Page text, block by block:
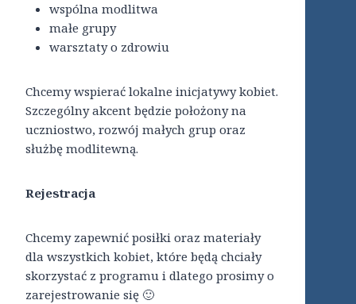
wspólna modlitwa
małe grupy
warsztaty o zdrowiu
Chcemy wspierać lokalne inicjatywy kobiet.
Szczególny akcent będzie położony na
uczniostwo, rozwój małych grup oraz
służbę modlitewną.
Rejestracja
Chcemy zapewnić posiłki oraz materiały
dla wszystkich kobiet, które będą chciały
skorzystać z programu i dlatego prosimy o
zarejestrowanie się 🙂